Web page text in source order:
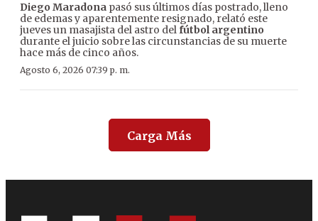
Diego Maradona pasó sus últimos días postrado, lleno
de edemas y aparentemente resignado, relató este
jueves un masajista del astro delfútbol argentino
durante el juicio sobre las circunstancias de su muerte
hace más de cinco años.
Agosto 6, 2026 07:39 p. m.
Carga Más